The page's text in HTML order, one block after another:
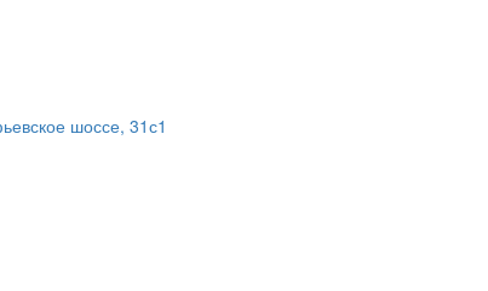
шоссе, 31с1